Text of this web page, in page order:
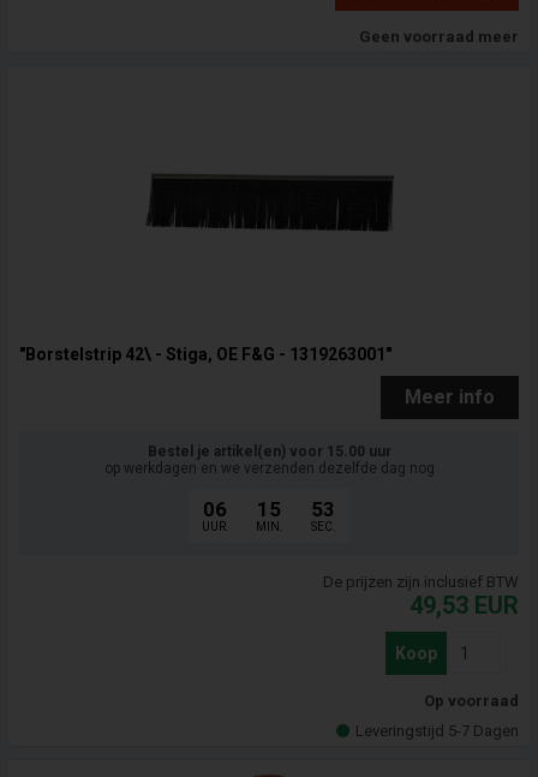
Geen voorraad meer
"Borstelstrip 42\ - Stiga, OE F&G - 1319263001"
Meer info
Bestel je artikel(en) voor 15.00 uur
op werkdagen en we verzenden dezelfde dag nog
06
UUR.
15
MIN.
52
SEC.
De prijzen zijn inclusief BTW
49,53 EUR
Koop
Op voorraad
Leveringstijd 5-7 Dagen